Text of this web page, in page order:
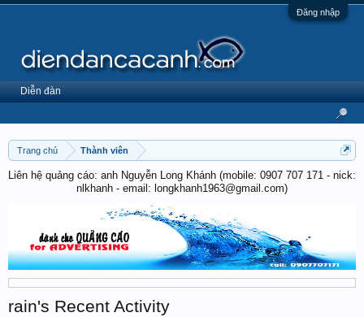
Đăng nhập
Trang chủ Thành viên
Liên hệ quảng cáo: anh Nguyễn Long Khánh (mobile: 0907 707 171 - nick:
nlkhanh - email: longkhanh1963@gmail.com)
rain's Recent Activity
Diễn đàn